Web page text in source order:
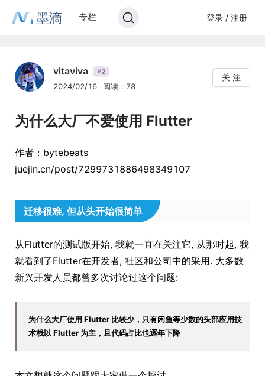
墨滴 专栏 登录 / 注册
vitaviva V2
2024/02/16 阅读：78
关 注
为什么大厂不爱使用 Flutter
作者：bytebeats
juejin.cn/post/7299731886498349107
迁移很难, 但从头开始很简单
从Flutter的测试版开始, 我就一直在关注它, 从那时起, 我
就看到了Flutter在开发者, 社区和公司中的采用. 大多数
新兴开发人员都曾多次讨论过这个问题:
为什么大厂使用 Flutter 比较少，只有闲鱼等少数的头部应用技
术栈以 Flutter 为主，且代码占比也逐年下降